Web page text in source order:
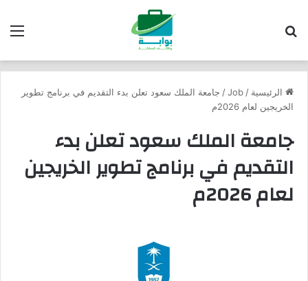
الرئيسية /
Job
/ جامعة الملك سعود تعلن بدء التقديم في برنامج تطوير
الخريجين لعام 2026م
جامعة الملك سعود تعلن بدء
التقديم في برنامج تطوير الخريجين
لعام 2026م